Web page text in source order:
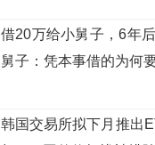
借20万给小舅子，6年
舅子：凭本事借的为何
韩国交易所拟下月推出